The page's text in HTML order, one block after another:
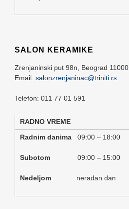
SALON KERAMIKE
Zrenjaninski put 98n, Beograd 11000
Email: salonzrenjaninac@triniti.rs
Telefon: 011 77 01 591
RADNO VREME
Radnim danima 09:00 – 18:00
Subotom 09:00 – 15:00
Nedeljom neradan dan